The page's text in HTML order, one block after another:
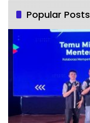
Popular Posts